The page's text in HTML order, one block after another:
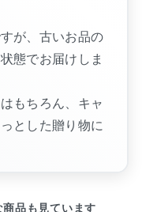
が、古いお品の
態でお届けしま
もちろん、キャ
とした贈り物に
品も見ています